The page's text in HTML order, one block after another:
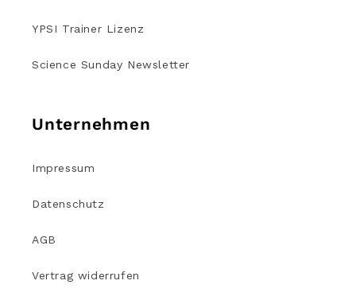
YPSI Trainer Lizenz
Science Sunday Newsletter
Unternehmen
Impressum
Datenschutz
AGB
Vertrag widerrufen